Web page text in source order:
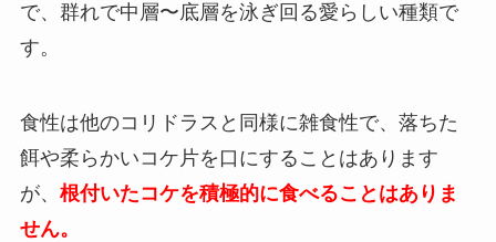
で、群れで中層〜底層を泳ぎ回る愛らしい種類で
す。
食性は他のコリドラスと同様に雑食性で、落ちた
餌や柔らかいコケ片を口にすることはあります
が、 根付いたコケを積極的に食べることはありま
せん。